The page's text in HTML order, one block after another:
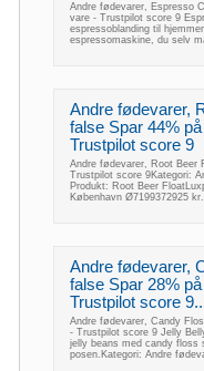
Andre fødevarer, Espresso
vare - Trustpilot score 9
espressoblanding til
espressomaskine, du selv
Andre fødevarer,
false Spar 44%
Trustpilot score 9
Andre fødevarer, Root Beer
Trustpilot score 9Kategori:
Produkt: Root Beer
København Ø7199372925 kr.
Andre fødevarer,
false Spar 28%
Trustpilot score 9..
Andre fødevarer, Candy
- Trustpilot score 9 Jelly
jelly beans med candy floss
posen.Kategori: Andre